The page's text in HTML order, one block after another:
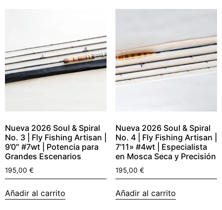
Nueva 2026 Soul & Spiral
No. 3 | Fly Fishing Artisan |
9’0″ #7wt | Potencia para
Grandes Escenarios
195,00 €
Añadir al carrito
Nueva 2026 Soul & Spiral
No. 4 | Fly Fishing Artisan |
7’11» #4wt | Especialista
en Mosca Seca y Precisión
195,00 €
Añadir al carrito